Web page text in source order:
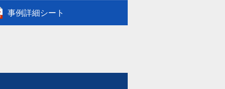
事例詳細シート